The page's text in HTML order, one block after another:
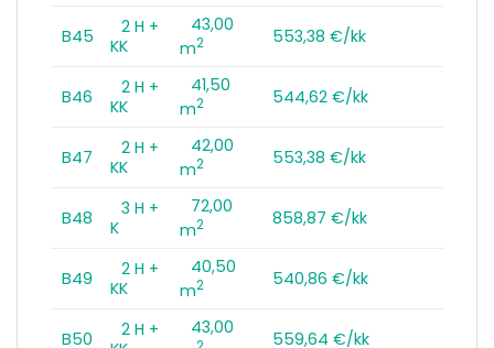
B45
2 H +
KK
43,00
m2 553,38 €/kk
B46
2 H +
KK
41,50
m2 544,62 €/kk
B47
2 H +
KK
42,00
m2 553,38 €/kk
B48
3 H +
K
72,00
m2 858,87 €/kk
B49
2 H +
KK
40,50
m2 540,86 €/kk
B50
2 H +
43,00
559,64 €/kk